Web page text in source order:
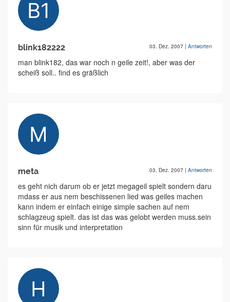
blink182222 03. Dez. 2007 | Antworten
man blink182, das war noch n geile zeit!, aber was der
scheiß soll.. find es gräßlich
meta 03. Dez. 2007 | Antworten
es geht nich darum ob er jetzt megageil spielt sondern daru
mdass er aus nem beschissenen lied was geiles machen
kann indem er einfach einige simple sachen auf nem
schlagzeug spielt. das ist das was gelobt werden muss.sein
sinn für musik und interpretation